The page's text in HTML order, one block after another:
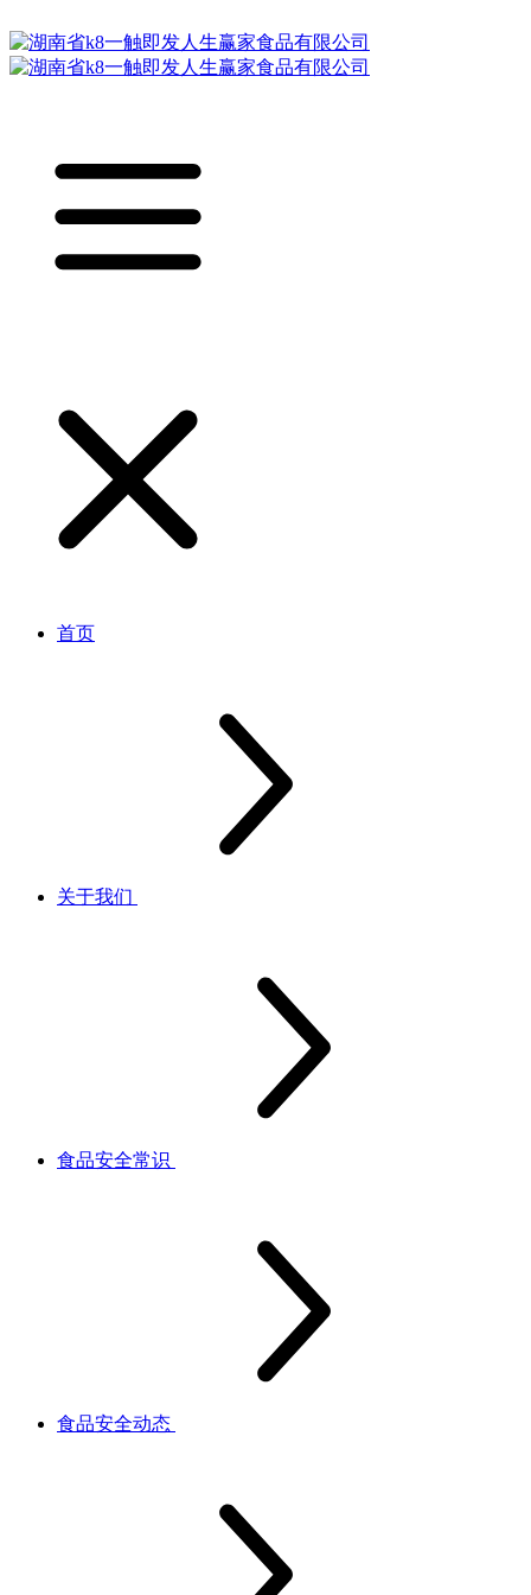
首页
关于我们
食品安全常识
食品安全动态